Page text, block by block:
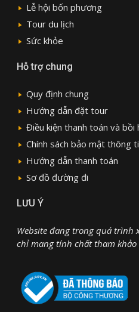
Lễ hội bốn phương
Tour du lịch
Sức khỏe
Hỗ trợ chung
Quy định chung
Hướng dẫn đặt tour
Điều kiện thanh toán và bồi
Chính sách bảo mật thông
Hướng dẫn thanh toán
Sơ đồ đường đi
LƯU Ý
Website đang trong quá trình
chỉ mang tính chất tham khảo